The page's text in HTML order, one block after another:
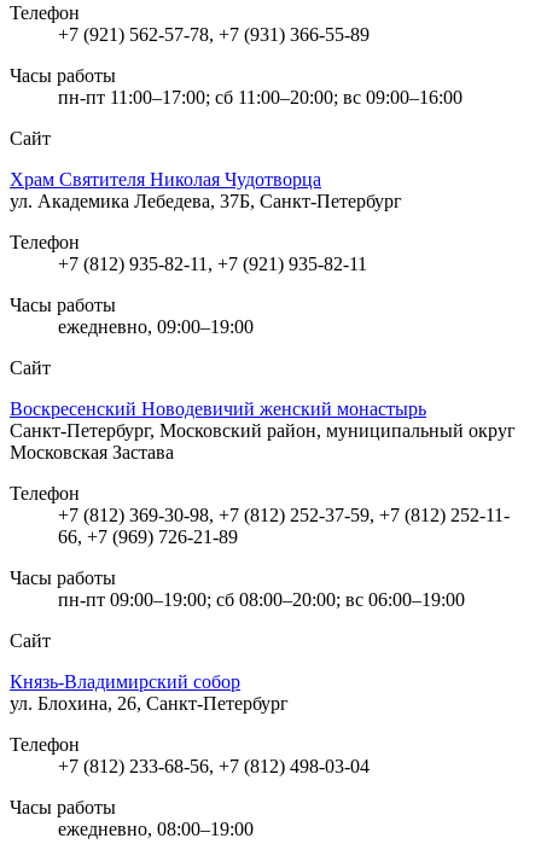
Телефон
+7 (921) 562-57-78, +7 (931) 366-55-89
Часы работы
пн-пт 11:00–17:00; сб 11:00–20:00; вс 09:00–16:00
Сайт
Храм Святителя Николая Чудотворца
ул. Академика Лебедева, 37Б, Санкт-Петербург
Телефон
+7 (812) 935-82-11, +7 (921) 935-82-11
Часы работы
ежедневно, 09:00–19:00
Сайт
Воскресенский Новодевичий женский монастырь
Санкт-Петербург, Московский район, муниципальный округ
Московская Застава
Телефон
+7 (812) 369-30-98, +7 (812) 252-37-59, +7 (812) 252-11-
66, +7 (969) 726-21-89
Часы работы
пн-пт 09:00–19:00; сб 08:00–20:00; вс 06:00–19:00
Сайт
Князь-Владимирский собор
ул. Блохина, 26, Санкт-Петербург
Телефон
+7 (812) 233-68-56, +7 (812) 498-03-04
Часы работы
ежедневно, 08:00–19:00